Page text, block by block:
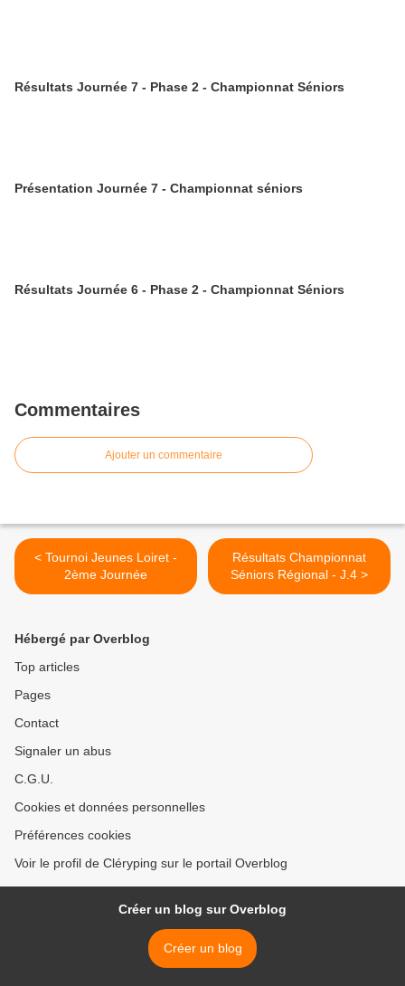
Résultats Journée 7 - Phase 2 - Championnat Séniors
Présentation Journée 7 - Championnat séniors
Résultats Journée 6 - Phase 2 - Championnat Séniors
Commentaires
Ajouter un commentaire
< Tournoi Jeunes Loiret -
2ème Journée
Résultats Championnat
Séniors Régional - J.4 >
Hébergé par Overblog
Top articles
Pages
Contact
Signaler un abus
C.G.U.
Cookies et données personnelles
Préférences cookies
Voir le profil de Cléryping sur le portail Overblog
Créer un blog sur Overblog
Créer un blog